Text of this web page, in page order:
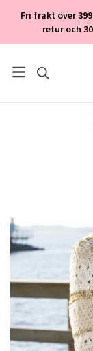
Fri frakt över
retur och